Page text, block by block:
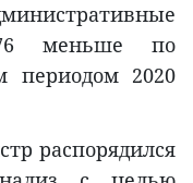
меньше по
периодом 2020
распорядился